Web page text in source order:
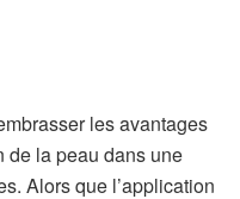
les avantages
de la peau dans une
Alors que l’application